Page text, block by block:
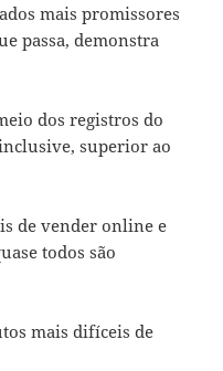
mais promissores
passa, demonstra
dos registros do
superior ao
de vender online e
todos são
mais difíceis de